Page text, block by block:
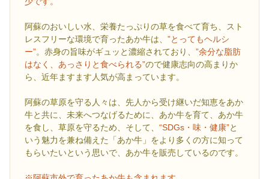
阿蘇のおいしい水、栄養たっぷりの草を食べて育ち、スト
レスフリーな環境で育ったあか牛は、 ”とってもヘルシ
ー”。赤身の旨味がギュッと濃縮されており、 ”余分な脂肪
はなく、あっさりと食べられる”ので健康志向の高まりか
ら、近年ますます人気が高まっています。
阿蘇の草原を守る人々は、先人から受け継いだ知恵をあか
牛と共に、未来へつなげるために、あか牛を育て、あか牛
を食し、草原を守るため、そして、 “SDGs・味・健康”と
いう魅力を兼ね備えた「あか牛」をより多くの方に知って
もらいたいという思いで、あか牛を販売しているのです。